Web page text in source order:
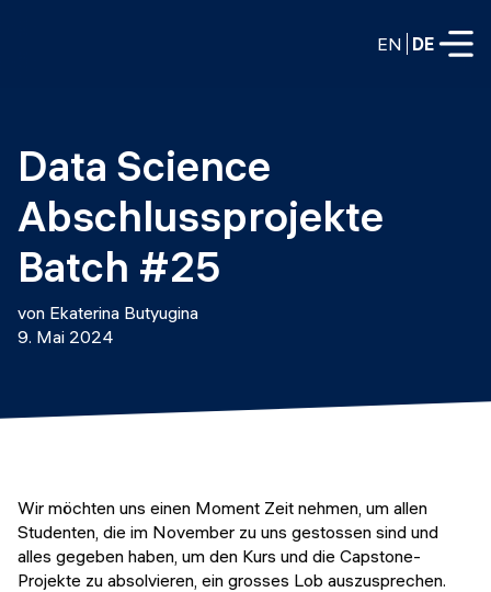
EN DE
VOLLZEITPROGRAMME
Data Science
Web-Entwicklung und KI
TEILZEITROGRAMME
Data Science
DevOps zu LLMOps
KURZKURSE
Generative KI meistern
Weiterbildung / Schulung
Consulting
Prototyping
Veranstaltungen
Abschlussprojekte
Data Science
Abschlussprojekte
Batch #25
von Ekaterina Butyugina
9. Mai 2024
Wir möchten uns einen Moment Zeit nehmen, um allen
Studenten, die im November zu uns gestossen sind und
alles gegeben haben, um den Kurs und die Capstone-
Projekte zu absolvieren, ein grosses Lob auszusprechen.